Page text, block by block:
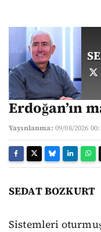
Erdoğan’ın
Yayınlanma: 09/08/2026
SEDAT BOZKURT
Sistemleri